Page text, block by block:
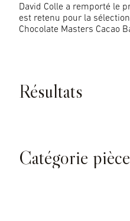
David Colle a remporté le
est retenu pour la
Chocolate Masters Cacao
Résultats
Catégorie